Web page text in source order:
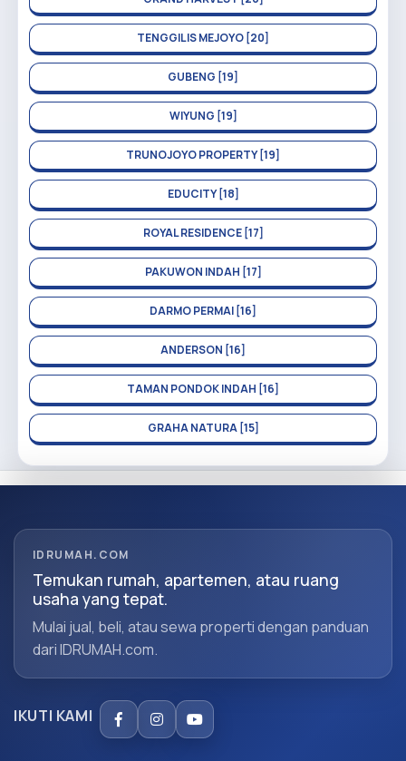
TENGGILIS MEJOYO [20]
GUBENG [19]
WIYUNG [19]
TRUNOJOYO PROPERTY [19]
EDUCITY [18]
ROYAL RESIDENCE [17]
PAKUWON INDAH [17]
DARMO PERMAI [16]
ANDERSON [16]
TAMAN PONDOK INDAH [16]
GRAHA NATURA [15]
IDRUMAH.COM
Temukan rumah, apartemen, atau ruang
usaha yang tepat.
Mulai jual, beli, atau sewa properti dengan panduan
dari IDRUMAH.com.
IKUTI KAMI